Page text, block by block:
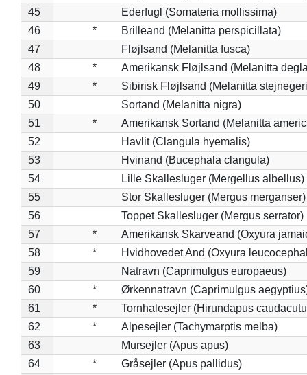
45
Ederfugl (Somateria mollissima)
46
*
Brilleand (Melanitta perspicillata)
47
Fløjlsand (Melanitta fusca)
48
*
Amerikansk Fløjlsand (Melanitta
49
*
Sibirisk Fløjlsand (Melanitta
50
Sortand (Melanitta nigra)
51
*
Amerikansk Sortand (Melanitta
52
Havlit (Clangula hyemalis)
53
Hvinand (Bucephala clangula)
54
Lille Skallesluger (Mergellus albellus)
55
Stor Skallesluger (Mergus merganser)
56
Toppet Skallesluger (Mergus serrator)
57
*
Amerikansk Skarveand (Oxyura
58
*
Hvidhovedet And (Oxyura
59
Natravn (Caprimulgus europaeus)
60
*
Ørkennatravn (Caprimulgus
61
*
Tornhalesejler (Hirundapus
62
*
Alpesejler (Tachymarptis melba)
63
Mursejler (Apus apus)
64
*
Gråsejler (Apus pallidus)